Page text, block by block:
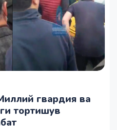
гвардия ва
тортишув